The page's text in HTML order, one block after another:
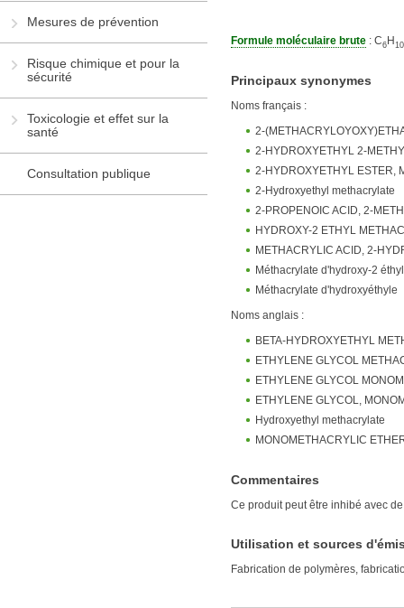
Mesures de prévention
Risque chimique et pour la
sécurité
Toxicologie et effet sur la
santé
Consultation publique
Formule moléculaire brute : C6 H 1 0
Principaux synonymes
Noms français :
2-
2-HYDROXYETHYL 2-
2-HYDROXYETHYL ESTER,
2-Hydroxyethyl methacrylate
2-PROPENOIC ACID, 2-
HYDROXY-2 ETHYL
METHACRYLIC ACID, 2-
Méthacrylate d'hydroxy-2
Méthacrylate d'hydroxyéthyle
Noms anglais :
BETA-HYDROXYETHYL
ETHYLENE GLYCOL
ETHYLENE GLYCOL
ETHYLENE GLYCOL,
Hydroxyethyl methacrylate
MONOMETHACRYLIC
Commentaires
Ce produit peut être inhibé avec
Utilisation et sources
Fabrication de polymères,